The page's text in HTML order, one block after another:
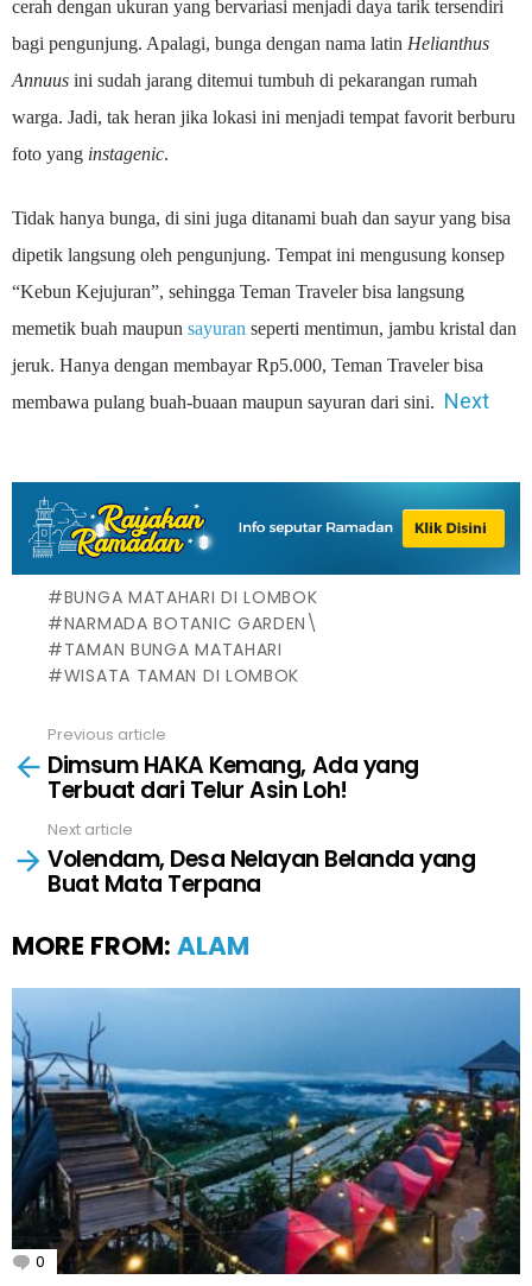
cerah dengan ukuran yang bervariasi menjadi daya tarik tersendiri
bagi pengunjung. Apalagi, bunga dengan nama latin Helianthus
Annuus ini sudah jarang ditemui tumbuh di pekarangan rumah
warga. Jadi, tak heran jika lokasi ini menjadi tempat favorit berburu
foto yang instagenic.
Tidak hanya bunga, di sini juga ditanami buah dan sayur yang bisa
dipetik langsung oleh pengunjung. Tempat ini mengusung konsep
“Kebun Kejujuran”, sehingga Teman Travelerbisa langsung
memetik buah maupun sayuran seperti mentimun, jambu kristal dan
jeruk. Hanya dengan membayar Rp5.000, Teman Travelerbisa
membawa pulang buah-buaan maupun sayuran dari sini. Next
BUNGA MATAHARI DI LOMBOK
NARMADA BOTANIC GARDEN\
TAMAN BUNGA MATAHARI
WISATA TAMAN DI LOMBOK
more
Previous article
Dimsum HAKA Kemang, Ada yang
Terbuat dari Telur Asin Loh!
Next article
Volendam, Desa Nelayan Belanda yang
Buat Mata Terpana
MORE FROM: ALAM
0 Comments